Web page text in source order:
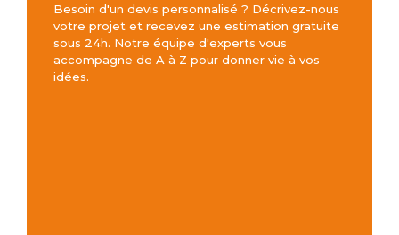
Besoin d'un devis personnalisé ? Décrivez-nous
votre projet et recevez une estimation gratuite
sous 24h. Notre équipe d'experts vous
accompagne de A à Z pour donner vie à vos
idées.